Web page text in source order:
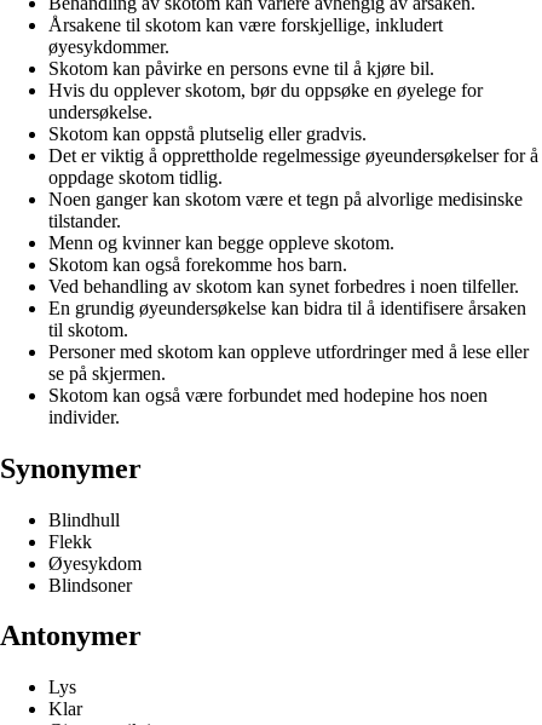
Årsakene til skotom kan være forskjellige, inkludert
øyesykdommer.
Skotom kan påvirke en persons evne til å kjøre bil.
Hvis du opplever skotom, bør du oppsøke en øyelege for
undersøkelse.
Skotom kan oppstå plutselig eller gradvis.
Det er viktig å opprettholde regelmessige øyeundersøkelser for å
oppdage skotom tidlig.
Noen ganger kan skotom være et tegn på alvorlige medisinske
tilstander.
Menn og kvinner kan begge oppleve skotom.
Skotom kan også forekomme hos barn.
Ved behandling av skotom kan synet forbedres i noen tilfeller.
En grundig øyeundersøkelse kan bidra til å identifisere årsaken
til skotom.
Personer med skotom kan oppleve utfordringer med å lese eller
se på skjermen.
Skotom kan også være forbundet med hodepine hos noen
individer.
Synonymer
Blindhull
Flekk
Øyesykdom
Blindsoner
Antonymer
Lys
Klar